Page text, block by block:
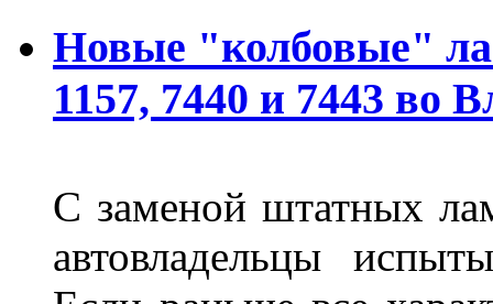
Новые "колбовые"
1157, 7440 и 7443 во
С заменой штатных
автовладельцы